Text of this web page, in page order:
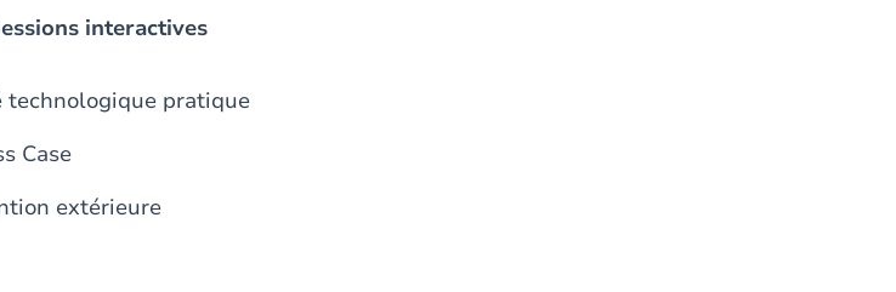
interactives
pratique
Case
extérieure